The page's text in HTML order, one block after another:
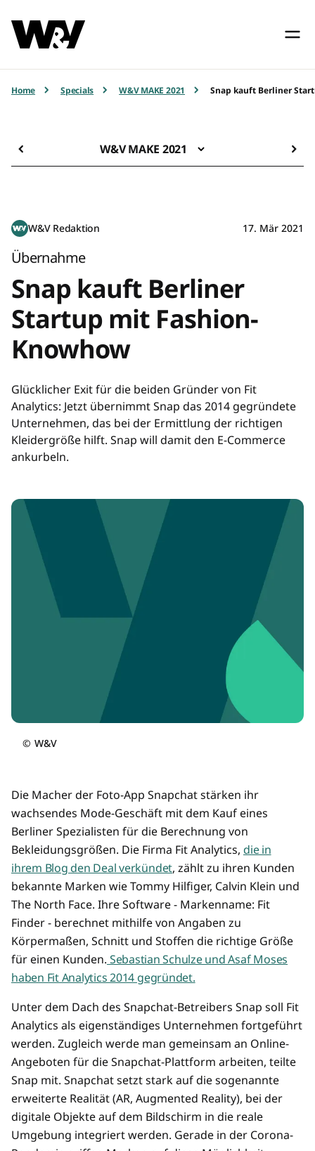
Home Specials W&V MAKE 2021 Snap kauft Berliner
W&V MAKE 2021
W&V Redaktion 17. Mär 2021
Übernahme
Snap kauft Berliner
Startup mit Fashion-
Knowhow
Glücklicher Exit für die beiden Gründer von Fit
Analytics: Jetzt übernimmt Snap das 2014 gegründete
Unternehmen, das bei der Ermittlung der richtigen
Kleidergröße hilft. Snap will damit den E-Commerce
ankurbeln.
© W&V
Die Macher der Foto-App Snapchat stärken ihr
wachsendes Mode-Geschäft mit dem Kauf eines
Berliner Spezialisten für die Berechnung von
Bekleidungsgrößen. Die Firma Fit Analytics, die in
ihrem Blog den Deal verkündet, zählt zu ihren Kunden
bekannte Marken wie Tommy Hilfiger, Calvin Klein und
The North Face. Ihre Software - Markenname: Fit
Finder - berechnet mithilfe von Angaben zu
Körpermaßen, Schnitt und Stoffen die richtige Größe
für einen Kunden. Sebastian Schulze und Asaf Moses
haben Fit Analytics 2014 gegründet.
Unter dem Dach des Snapchat-Betreibers Snap soll Fit
Analytics als eigenständiges Unternehmen fortgeführt
werden. Zugleich werde man gemeinsam an Online-
Angeboten für die Snapchat-Plattform arbeiten, teilte
Snap mit. Snapchat setzt stark auf die sogenannte
erweiterte Realität (AR, Augmented Reality), bei der
digitale Objekte auf dem Bildschirm in die reale
Umgebung integriert werden. Gerade in der Corona-